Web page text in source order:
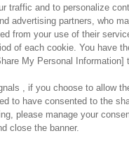
提供について カスタマ
traffic and to personalize
advertising partners, who
from your use of their
of each cookie. You have
My Personal Information]
, if you choose to allow
to have consented to the
please manage your
close the banner.